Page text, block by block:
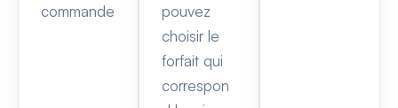
commande
pouvez
choisir le
forfait qui
correspon